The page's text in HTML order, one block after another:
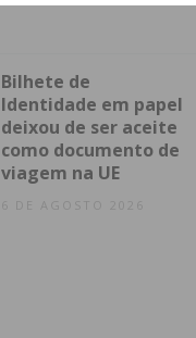
Bilhete de
Identidade em papel
deixou de ser aceite
como documento de
viagem na UE
6 DE AGOSTO 2026